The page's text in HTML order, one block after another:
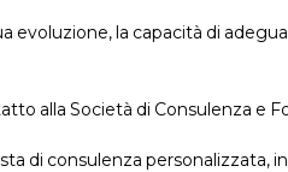
evoluzione, la capacità di
alla Società di Consulenza e
di consulenza